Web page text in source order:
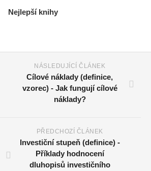
Nejlepší knihy
NÁSLEDUJÍCÍ ČLÁNEK
Cílové náklady (definice,
vzorec) - Jak fungují cílové
náklady?
PŘEDCHOZÍ ČLÁNEK
Investiční stupeň (definice) -
Příklady hodnocení
dluhopisů investičního